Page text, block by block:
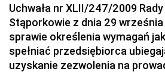
Dziennik Urzędowy Ministra
Dziennik Urzędowy Wyższego
Dziennik Urzędowy Prezesa
Kolejowego
Uchwała nr XLII/247/2009
Stąporkowie z dnia 29 września
sprawie określenia wymagań
spełniać przedsiębiorca
uzyskanie zezwolenia na